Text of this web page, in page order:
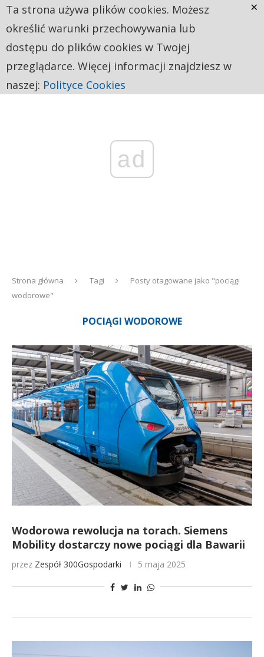
ad
Strona główna Tagi
Posty otagowane jako "pociągi
wodorowe"
POCIĄGI WODOROWE
Wodorowa rewolucja na torach. Siemens
Mobility dostarczy nowe pociągi dla Bawarii
przez Zespół 300Gospodarki 5 maja 2025
Ta strona używa plików cookies. Możesz
określić warunki przechowywania lub
dostępu do plików cookies w Twojej
przeglądarce. Więcej informacji znajdziesz w
naszej: Polityce Cookies
×